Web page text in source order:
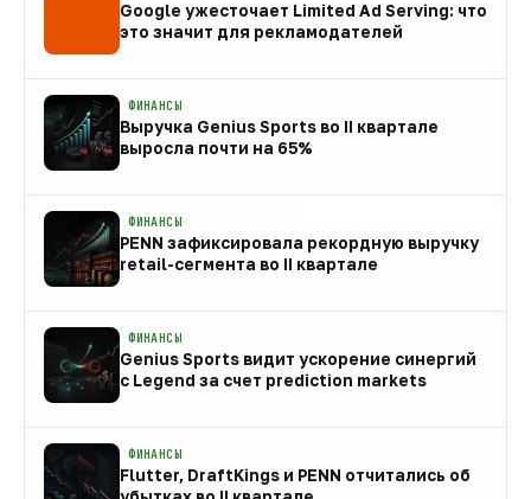
Google ужесточает Limited Ad Serving: что
это значит для рекламодателей
ФИНАНСЫ
Выручка Genius Sports во II квартале
выросла почти на 65%
ФИНАНСЫ
PENN зафиксировала рекордную выручку
retail-сегмента во II квартале
ФИНАНСЫ
Genius Sports видит ускорение синергий
с Legend за счет prediction markets
ФИНАНСЫ
Flutter, DraftKings и PENN отчитались об